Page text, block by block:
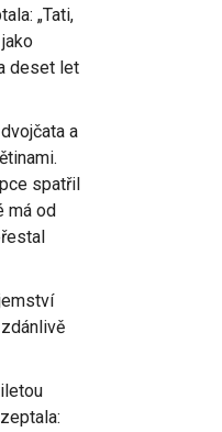
„Tati,
deset let
a
spatřil
má od